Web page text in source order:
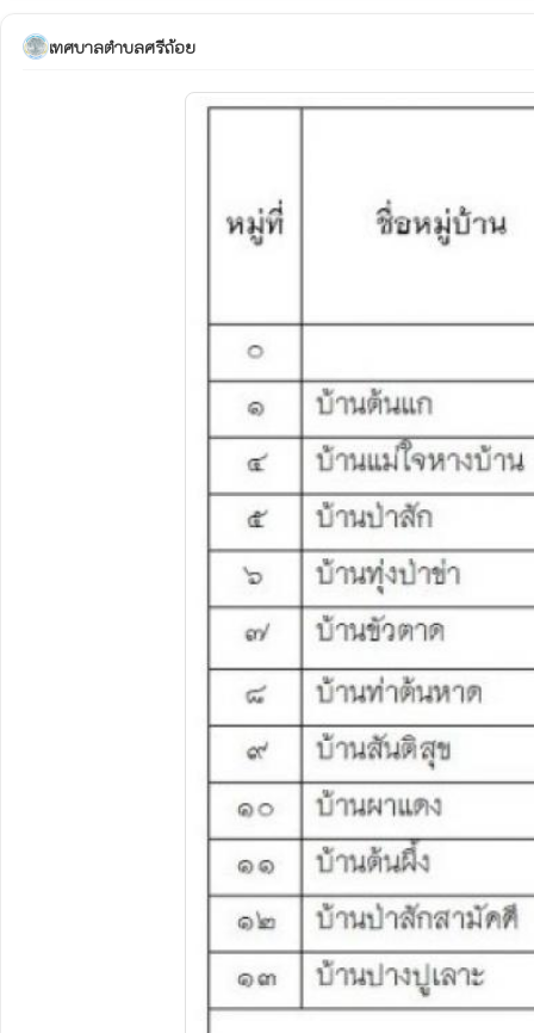
เทศบาลตำบลศรีถ้อย